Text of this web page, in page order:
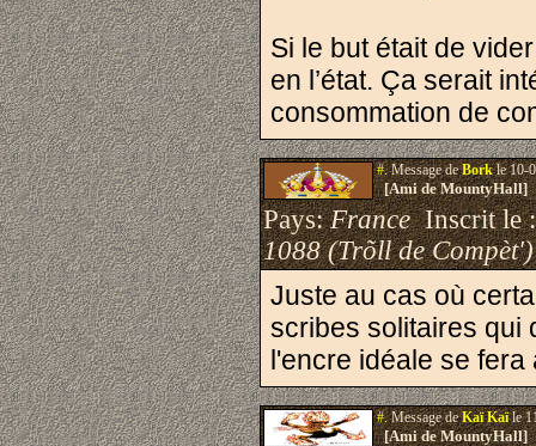
Si le but était de
en l’état. Ça serait
consommation de
#.Message deBorkle 10-
[Ami de MountyHall]
Pays:FranceInscrit le
1088 (Trõll de Compèt')
Juste au cas où
scribes solitaires qui
l'encre idéale se
#.Message deKaï Kaïle
[Ami de MountyHall]